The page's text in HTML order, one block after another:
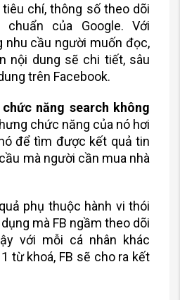
chí, thông số theo dõi
của Google. Với
nhu cầu người muốn đọc,
nội dung sẽ chi tiết, sâu
trên Facebook.
năng search không
chức năng của nó hơi
để tìm được kết quả tin
mà người cần mua nhà
phụ thuộc hành vi thói
mà FB ngầm theo dõi
với mỗi cá nhân khác
từ khoá, FB sẽ cho ra kết